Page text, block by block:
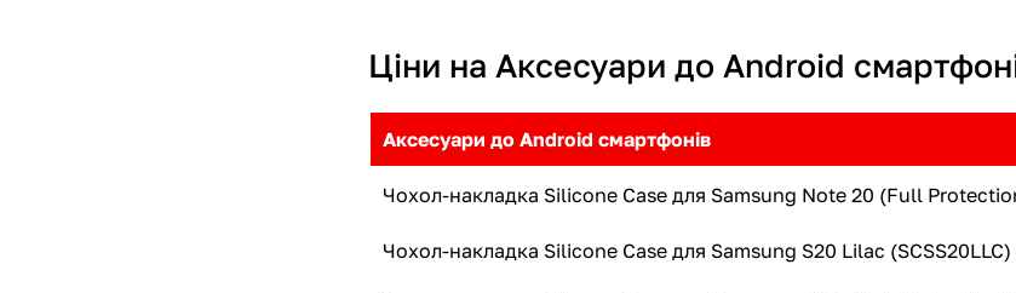
Ціни на Аксесуари до Android
Аксесуари до Android смартфонів
Чохол-накладка Silicone Case для Samsung Note 20 (Full
Чохол-накладка Silicone Case для Samsung S20 Lilac (SCSS20LLC)